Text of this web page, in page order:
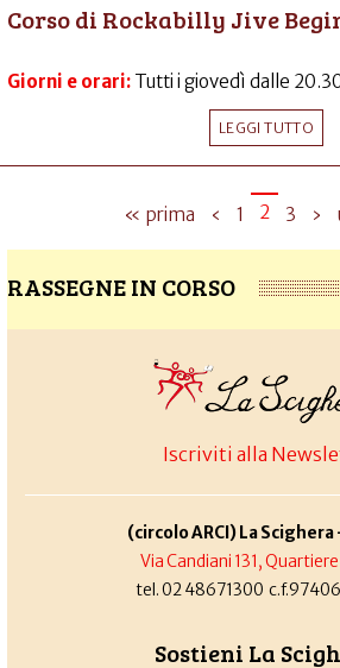
Corso di Rockabilly Jive
Giorni e orari: Tutti i giovedì dalle
LEGGI TUTTO
« prima ‹ 1 2 3 ›
RASSEGNE IN CORSO
Iscriviti alla
(circolo ARCI) La
Via Candiani 131,
tel. 02 48671300
Sostieni La